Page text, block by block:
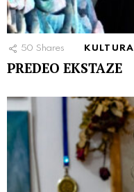
50 Shares KULTURA
PREDEO EKSTAZE